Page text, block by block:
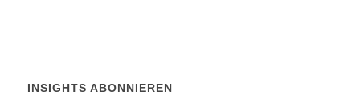
INSIGHTS ABONNIEREN